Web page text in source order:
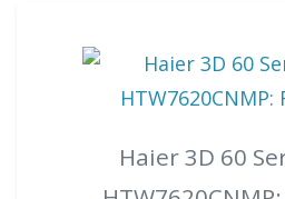
Haier 3D 60